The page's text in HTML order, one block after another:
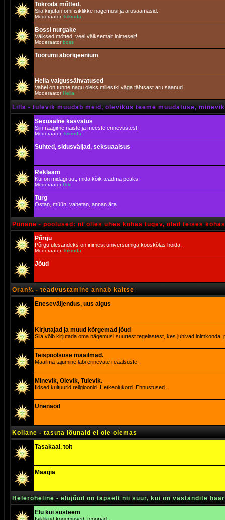
Tokroda mõtted.
Siia kirjutan omi isiklikke nägemusi ja arusaamasid.
ModeraatorTokroda
Bossi nurgake
Väiksed mõtted, veel väiksemalt inimeselt!
Moderaatorboss
Toorumi aborigeenium
Hella valgussähvatused
Vahel on tunne nagu oleks millestki väga tähtsast aru saanud
Moderaator Hella
Lilla - tulevik muudab meid, olevikus teeme muudatuse,
Sexuaalne kasvatus
Siin räägime naiste ja meeste erinevustest.
ModeraatorTokroda
Suhted, sidusväljad, seksuaalsus
Reklaam
Kui on midagi uut, mida kõik teadma peaks.
ModeraatorUrki
Turg
Ostan, müün, vahetan, annan ära
Punane - poolused: nt olles ühes kohas tugev, oled teises
Põrgu
Põrgu ülesandeks on inimest universumiga kooskõlas hoida.
ModeraatorTokroda
Jõud
Oran¾ - teadvustamine annab kaitse
Eneseväljendus, uus algus
Kirjutajad ja muud kõrgemad jõud
Siia võib kirjutada oma nägemusi suurtest tegelastest, kes juhivad inimkonda,
Teispoolsuse maailmad.
Maailma tajumine läbi erinevate reaalsuste.
Minevik, Olevik, Tulevik.
Iidsed kultuurid,religioonid. Hetkeolukord. Ennustused.
Unenäod
Kollane - tasuta lõunaid ei ole olemas
Tasakaal, toit
Maagia
Heleroheline - elujõud on täpselt nii suur, kui on vastandite
Elu kui süsteem